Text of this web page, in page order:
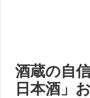
酒蔵の自
日本酒」